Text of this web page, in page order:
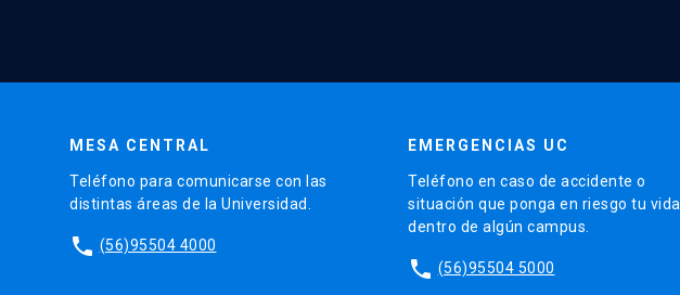
MESA CENTRAL
Teléfono para comunicarse con las
distintas áreas de la Universidad.
phone (56)95504 4000
EMERGENCIAS UC
Teléfono en caso de accidente o
situación que ponga en riesgo tu vida
dentro de algún campus.
phone (56)95504 5000